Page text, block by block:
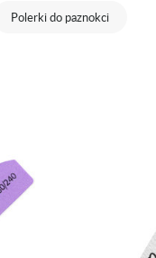
Polerki do paznokci